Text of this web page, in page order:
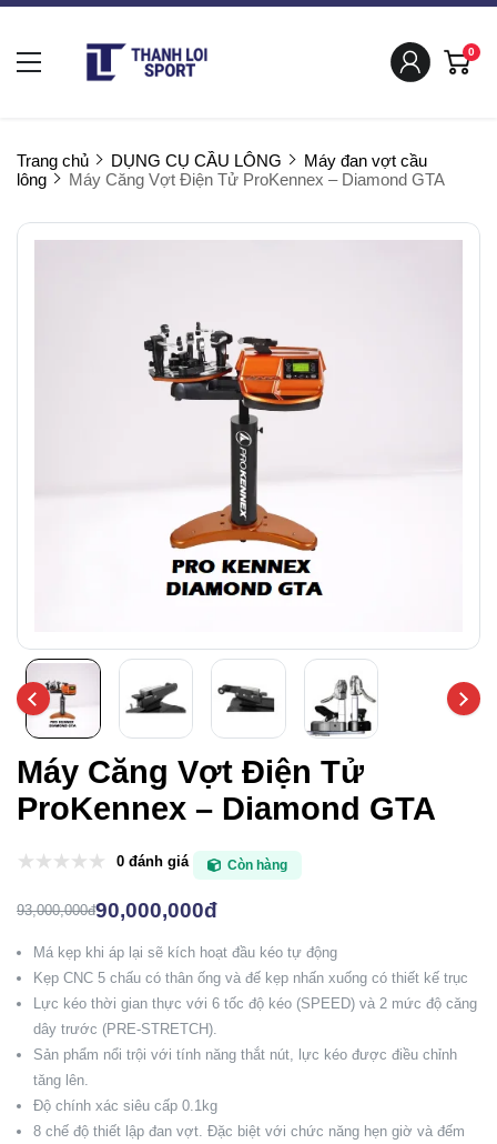
0
Trang chủ DỤNG CỤ CẦU LÔNG
Máy đan vợt cầu
lông
Máy Căng Vợt Điện Tử ProKennex – Diamond GTA
Máy Căng Vợt Điện Tử
ProKennex – Diamond GTA
0 đánh giá Còn hàng
93,000,000đ90,000,000đ
Má kẹp khi áp lại sẽ kích hoạt đầu kéo tự động
Kẹp CNC 5 chấu có thân ống và đế kẹp nhấn xuống có thiết kế trục
Lực kéo thời gian thực với 6 tốc độ kéo (SPEED) và 2 mức độ căng
dây trước (PRE-STRETCH).
Sản phẩm nổi trội với tính năng thắt nút, lực kéo được điều chỉnh
tăng lên.
Độ chính xác siêu cấp 0.1kg
8 chế độ thiết lập đan vợt. Đặc biệt với chức năng hẹn giờ và đếm